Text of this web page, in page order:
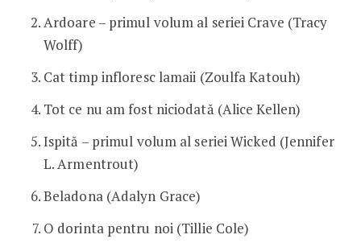
Ardoare – primul volum al seriei Crave (Tracy
Wolff)
Cat timp infloresc lamaii (Zoulfa Katouh)
Tot ce nu am fost niciodată (Alice Kellen)
Ispită – primul volum al seriei Wicked (Jennifer
L. Armentrout)
Beladona (Adalyn Grace)
O dorinta pentru noi (Tillie Cole)